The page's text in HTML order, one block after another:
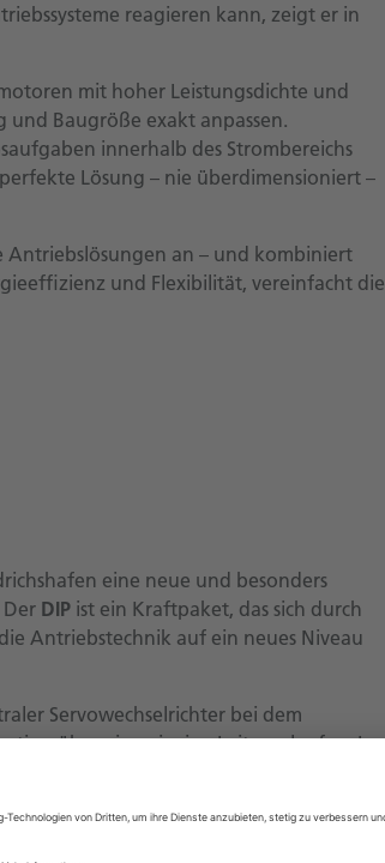
reagieren kann, zeigt er in
mit hoher Leistungsdichte und
und Baugröße exakt anpassen.
innerhalb des Strombereichs
Lösung – nie überdimensioniert –
an – und kombiniert
und Flexibilität, vereinfacht die
eine neue und besonders
DIP ist ein Kraftpaket, das sich durch
Antriebstechnik auf ein neues Niveau
Servowechselrichter bei dem
über eine einzige Leitung laufen. Im
Verkabelung um bis zu 70 Prozent.
Motor verringert sich der Aufwand